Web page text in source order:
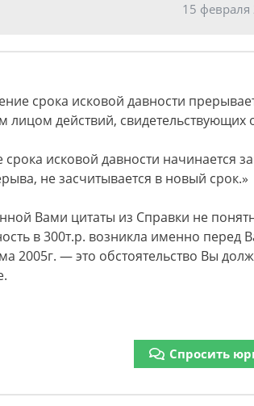
15 февраля
срока исковой давности
действий, свидетельствующих
исковой давности начинается
не засчитывается в новый срок.»
Вами цитаты из Справки не
в 300т.р. возникла именно перед
2005г. — это обстоятельство Вы
Спросить